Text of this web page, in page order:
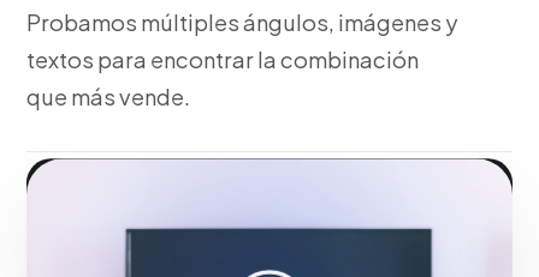
Probamos múltiples ángulos, imágenes y
textos para encontrar la combinación
que más vende.
Fase 3: